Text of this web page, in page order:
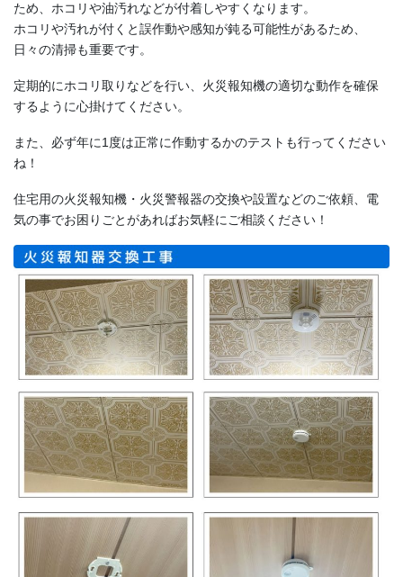
ため、ホコリや油汚れなどが付着しやすくなります。
ホコリや汚れが付くと誤作動や感知が鈍る可能性があるため、
日々の清掃も重要です。
定期的にホコリ取りなどを行い、火災報知機の適切な動作を確保
するように心掛けてください。
また、必ず年に1度は正常に作動するかのテストも行ってください
ね！
住宅用の火災報知機・火災警報器の交換や設置などのご依頼、電
気の事でお困りごとがあればお気軽にご相談ください！